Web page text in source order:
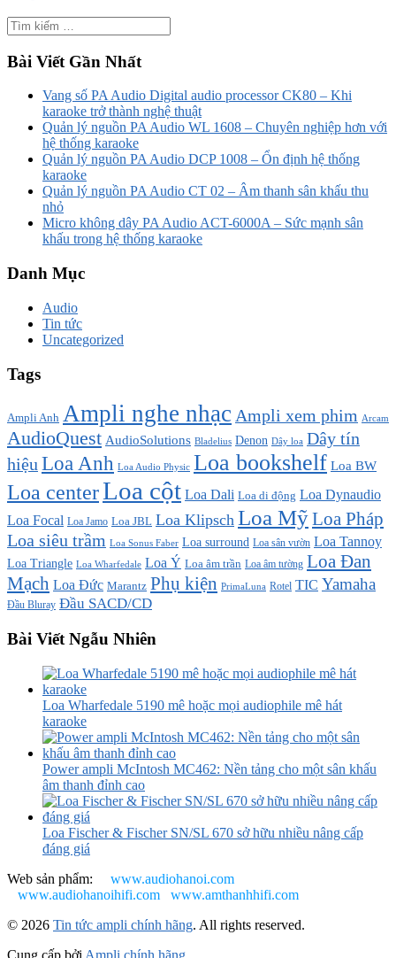
Bài Viết Gần Nhất
Vang số PA Audio Digital audio processor CK80 – Khi
karaoke trở thành nghệ thuật
Quản lý nguồn PA Audio WL 1608 – Chuyên nghiệp hơn với
hệ thống karaoke
Quản lý nguồn PA Audio DCP 1008 – Ổn định hệ thống
karaoke
Quản lý nguồn PA Audio CT 02 – Âm thanh sân khấu thu
nhỏ
Micro không dây PA Audio ACT-6000A – Sức mạnh sân
khấu trong hệ thống karaoke
Danh Mục
Audio
Tin tức
Uncategorized
Tags
Ampli Anh Ampli nghe nhạc Ampli xem phim Arcam
AudioQuest AudioSolutions Bladelius Denon Dây loa Dây tín
hiệu Loa Anh Loa Audio Physic Loa bookshelf Loa BW
Loa centerLoa cột Loa Dali Loa di động Loa Dynaudio
Loa Focal Loa Jamo Loa JBL Loa Klipsch Loa MỹLoa Pháp
Loa siêu trầm Loa Sonus Faber Loa surround Loa sân vườn Loa Tannoy
Loa Triangle Loa Wharfedale Loa Ý Loa âm trần Loa âm tường Loa Đan
Mạch Loa Đức Marantz Phụ kiện PrimaLuna Rotel TIC Yamaha
Đầu Bluray Đầu SACD/CD
Bài Viết Ngẫu Nhiên
Loa Wharfedale 5190 mê hoặc mọi audiophile mê hát
karaoke
Power ampli McIntosh MC462: Nền tảng cho một sân khấu
âm thanh đỉnh cao
Loa Fischer & Fischer SN/SL 670 sở hữu nhiều nâng cấp
đáng giá
Web sản phẩm: www.audiohanoi.com
www.audiohanoihifi.com
www.amthanhhifi.com
© 2026 Tin tức ampli chính hãng. All rights reserved.
Cung cấp bởi Ampli chính hãng